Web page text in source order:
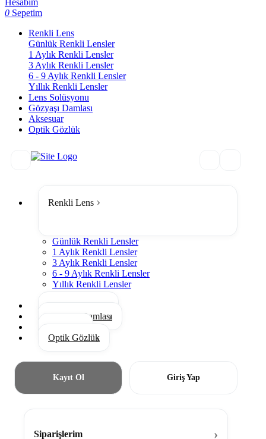
Hesabım
0 Sepetim
Renkli Lens
Günlük Renkli Lensler
1 Aylık Renkli Lensler
3 Aylık Renkli Lensler
6 - 9 Aylık Renkli Lensler
Yıllık Renkli Lensler
Lens Solüsyonu
Gözyaşı Damlası
Aksesuar
Optik Gözlük
Renkli Lens
Günlük Renkli Lensler
1 Aylık Renkli Lensler
3 Aylık Renkli Lensler
6 - 9 Aylık Renkli Lensler
Yıllık Renkli Lensler
Gözyaşı Damlası
Optik Gözlük
Kayıt Ol Giriş Yap
Siparişlerim